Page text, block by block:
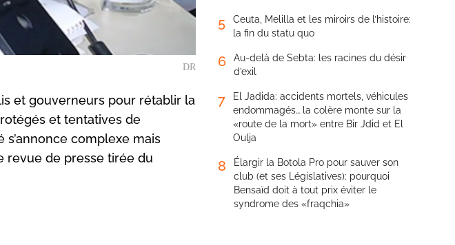
DR
et gouverneurs pour rétablir la
et tentatives de
complexe mais
revue de presse tirée du
5
Ceuta, Melilla et les miroirs de l’histoire:
la fin du statu quo
6
Au-delà de Sebta: les racines du désir
d’exil
7
El Jadida: accidents mortels, véhicules
endommagés… la colère monte sur la
«route de la mort» entre Bir Jdid et El
Oulja
8
Élargir la Botola Pro pour sauver son
club (et ses Législatives): pourquoi
Bensaïd doit à tout prix éviter le
syndrome des «fraqchia»